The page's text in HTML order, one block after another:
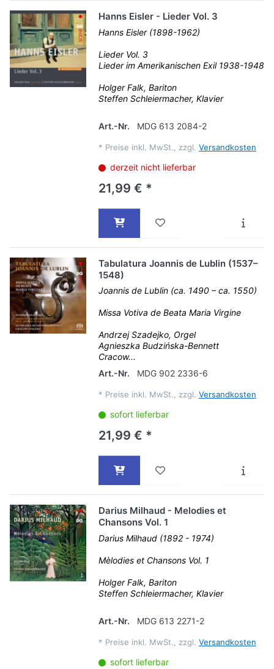
Hanns Eisler - Lieder Vol. 3
Hanns Eisler (1898-1962)
Lieder Vol. 3
Lieder im Amerikanischen Exil 1938-1948
Holger Falk, Bariton
Steffen Schleiermacher, Klavier
Art.-Nr. MDG 613 2084-2
* Preise inkl. MwSt., zzgl. Versandkosten
derzeit nicht lieferbar
21,99 € *
Tabulatura Joannis de Lublin (1537–
1548)
Joannis de Lublin (ca. 1490 – ca. 1550)
Missa Votiva de Beata Maria Virgine
Andrzej Szadejko, Orgel
Agnieszka Budzińska-Bennett
Cracow...
Art.-Nr.
MDG 902 2336-6
* Preise inkl. MwSt., zzgl. Versandkosten
sofort lieferbar
21,99 € *
Darius Milhaud - Melodies et
Chansons Vol. 1
Darius Milhaud (1892 - 1974)
Mèlodies et Chansons Vol. 1
Holger Falk, Bariton
Steffen Schleiermacher, Klavier
Art.-Nr. MDG 613 2271-2
* Preise inkl. MwSt., zzgl. Versandkosten
sofort lieferbar